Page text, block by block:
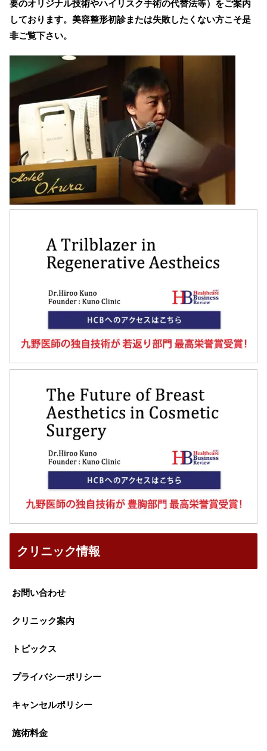
要のオリジナル技術やハイリスク手術の代替法等）をご案内
しております。美容整形初診または失敗したくない方こそ是
非ご覧下さい。
クリニック情報
お問い合わせ
クリニック案内
トピックス
プライバシーポリシー
キャンセルポリシー
施術料金